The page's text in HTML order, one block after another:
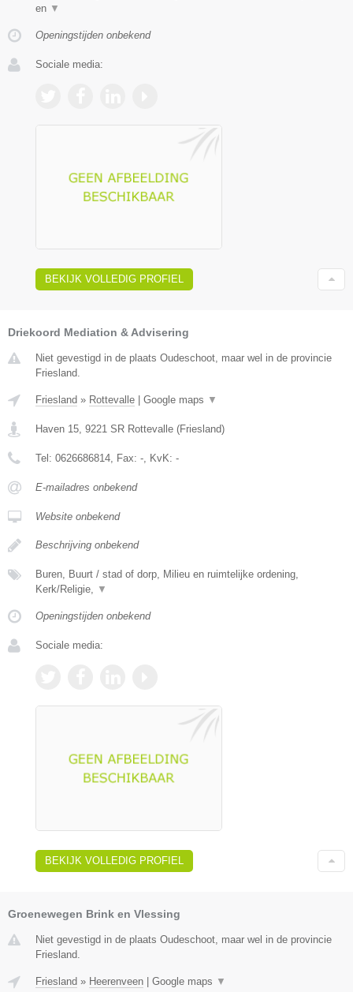
en ▼
Openingstijden onbekend
Sociale media:
BEKIJK VOLLEDIG PROFIEL
Driekoord Mediation & Advisering
Niet gevestigd in de plaats Oudeschoot, maar wel in de provincie
Friesland.
Friesland » Rottevalle Google maps ▼
Haven 15, 9221 SR Rottevalle (Friesland)
Tel: 0626686814, Fax: -, KvK: -
E-mailadres onbekend
Website onbekend
Beschrijving onbekend
Buren, Buurt / stad of dorp, Milieu en ruimtelijke ordening,
Kerk/Religie, ▼
Openingstijden onbekend
Sociale media:
BEKIJK VOLLEDIG PROFIEL
Groenewegen Brink en Vlessing
Niet gevestigd in de plaats Oudeschoot, maar wel in de provincie
Friesland.
Friesland » Heerenveen Google maps ▼